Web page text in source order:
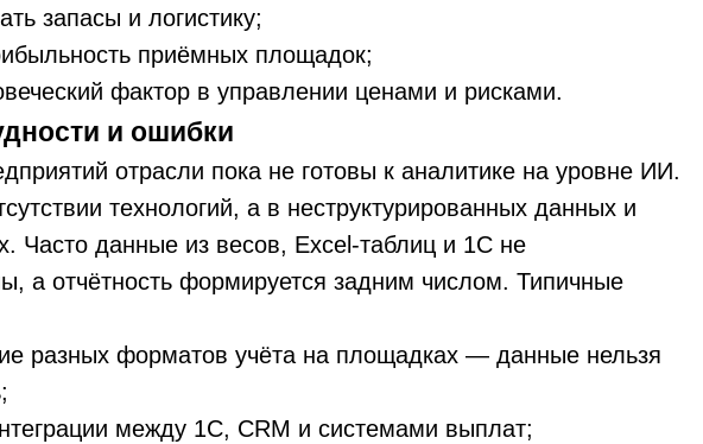
запасы и логистику;
приёмных площадок;
фактор в управлении ценами и рисками.
и ошибки
отрасли пока не готовы к аналитике на уровне ИИ.
технологий, а в неструктурированных данных и
Часто данные из весов, Excel-таблиц и 1С не
а отчётность формируется задним числом. Типичные
разных форматов учёта на площадках — данные нельзя
между 1С, CRM и системами выплат;